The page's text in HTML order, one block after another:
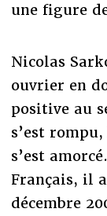
une figure
Nicolas
ouvrier en
positive au
s’est
s’est
Français, il
décembre